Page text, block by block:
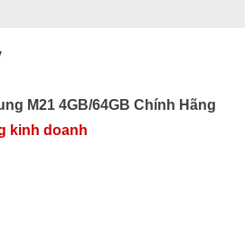
M21 4GB/64GB Chính Hãng
kinh doanh